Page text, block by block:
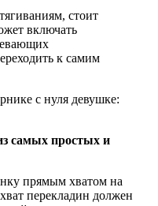
стоит
включать
к самим
с нуля девушке:
самых простых и
прямым хватом на
перекладин должен